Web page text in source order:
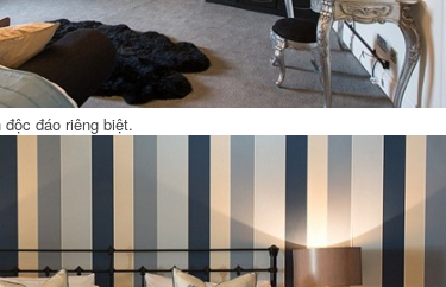
đáo riêng biệt.